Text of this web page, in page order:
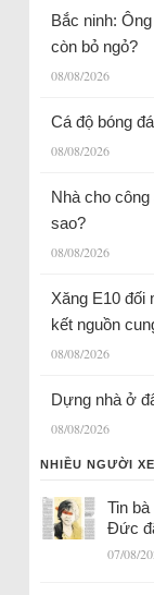
Bắc ninh:
còn bỏ ngỏ?
08/08/2026
Cá độ bóng
08/08/2026
Nhà cho
sao?
08/08/2026
Xăng E10 đối
kết nguồn
08/08/2026
Dựng nhà ở
08/08/2026
NHIỀU NGƯỜI
Tin
Đức
07/08/